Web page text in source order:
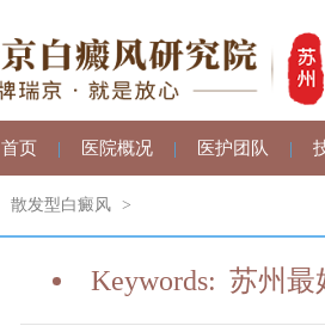
首页 | 医院概况 | 医护团队 |
散发型白癜风 >
Keywords: 苏州最